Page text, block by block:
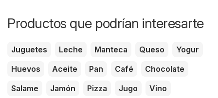
Productos que podrían interesarte
Juguetes Leche Manteca Queso
Yogur
Huevos
Aceite Pan Café
Chocolate
Salame
Jamón Pizza Jugo
Vino